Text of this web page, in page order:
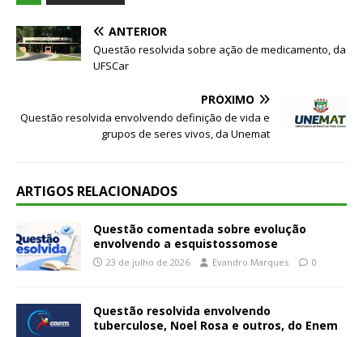
ANTERIOR
Questão resolvida sobre ação de medicamento, da
UFSCar
PRÓXIMO
Questão resolvida envolvendo definição de vida e
grupos de seres vivos, da Unemat
ARTIGOS RELACIONADOS
Questão comentada sobre evolução
envolvendo a esquistossomose
23 de julho de 2026 Evandro Marques 0
Questão resolvida envolvendo
tuberculose, Noel Rosa e outros, do Enem